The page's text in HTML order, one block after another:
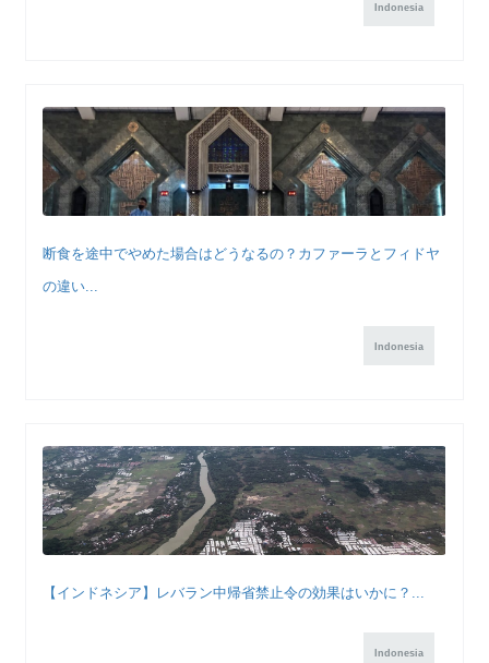
Indonesia
断食を途中でやめた場合はどうなるの？カファーラとフィドヤ
の違い...
Indonesia
【インドネシア】レバラン中帰省禁止令の効果はいかに？...
Indonesia